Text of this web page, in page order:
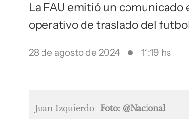
La FAU emitió un comunicado
operativo de traslado del
28 de agosto de 2024 11:19 hs
Juan Izquierdo Foto: @Nacional